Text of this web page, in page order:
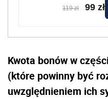
119 zł 99 zł
Kwota bonów w
(które powinny być
uwzględnieniem ich